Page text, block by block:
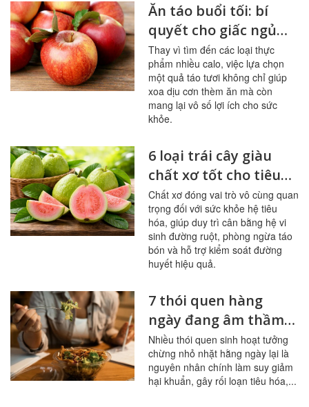
Ăn táo buổi tối: bí
quyết cho giấc ngủ
ngon, hệ tiêu hóa
khỏe mạnh
Thay vì tìm đến các loại thực
phẩm nhiều calo, việc lựa chọn
một quả táo tươi không chỉ giúp
xoa dịu cơn thèm ăn mà còn
mang lại vô số lợi ích cho sức
khỏe.
6 loại trái cây giàu
chất xơ tốt cho tiêu
hóa, đường huyết
Chất xơ đóng vai trò vô cùng quan
trọng đối với sức khỏe hệ tiêu
hóa, giúp duy trì cân bằng hệ vi
sinh đường ruột, phòng ngừa táo
bón và hỗ trợ kiểm soát đường
huyết hiệu quả.
7 thói quen hàng
ngày đang âm thầm
tàn phá đường ruột
Nhiều thói quen sinh hoạt tưởng
chừng nhỏ nhặt hằng ngày lại là
nguyên nhân chính làm suy giảm
hại khuẩn, gây rối loạn tiêu hóa,...